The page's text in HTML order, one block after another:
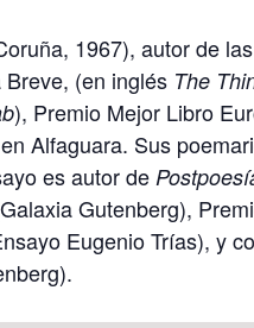
1967), autor de
(en inglés The
), Premio Mejor Libro
Alfaguara. Sus
es autor de
Gutenberg),
Eugenio Trías), y